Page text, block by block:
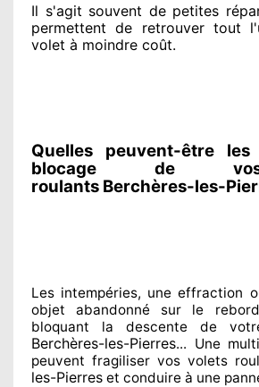
Il s'agit souvent de petites
permettent de retrouver tout
volet à moindre coût.
Quelles peuvent-être
blocage de
roulants Berchères-les-
Les intempéries, une effraction
objet abandonné sur le
bloquant la descente de
Berchères-les-Pierres... Une
peuvent fragiliser vos volets
les-Pierres et conduire à une